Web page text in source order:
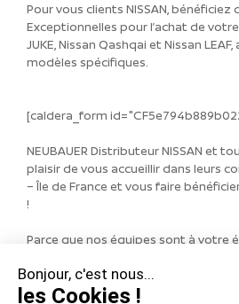
Pour vous clients NISSAN, bénéficiez
Exceptionnelles pour l’achat de votre
JUKE, Nissan Qashqai et Nissan
modèles spécifiques.
[caldera_form
NEUBAUER Distributeur NISSAN et
plaisir de vous accueillir dans leurs
– Île de France et vous faire
!
Parce que nos équipes sont à votre
également de vous rappeler en appel
Bonjour, c'est nous...
les Cookies !